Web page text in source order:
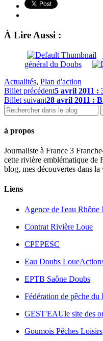
À Lire Aussi :
général du Doubs
Actualités, Plan d'action
Billet précédent5 avril 2011 :
Billet suivant28 avril 2011 :
à propos
Journaliste à France 3
cette rivière emblématique de
blog, mes découvertes dans
Liens
Agence de l'eau Rhône
Contrat Rivière Loue
CPEPESC
Eau Doubs Loue
EPTB Saône Doubs
Fédération de pêche du
GEST'EAUle site des
Goumois Pêches Loisirs